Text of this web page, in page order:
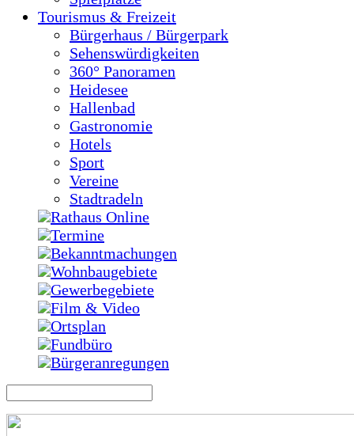
Tourismus & Freizeit
Bürgerhaus / Bürgerpark
Sehenswürdigkeiten
360° Panoramen
Heidesee
Hallenbad
Gastronomie
Hotels
Sport
Vereine
Stadtradeln
Rathaus Online
Termine
Bekanntmachungen
Wohnbaugebiete
Gewerbegebiete
Film & Video
Ortsplan
Fundbüro
Bürgeranregungen